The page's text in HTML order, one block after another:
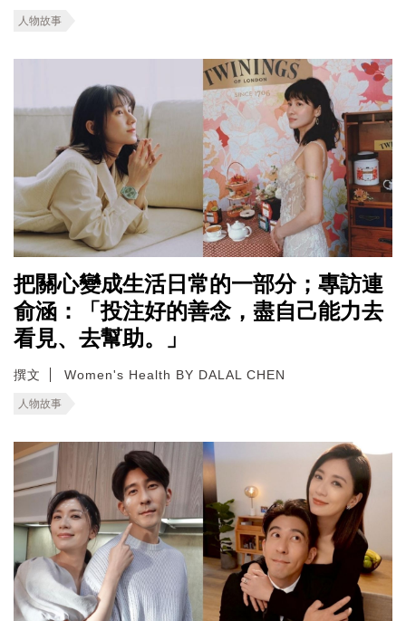
人物故事
把關心變成生活日常的一部分；專訪連
俞涵：「投注好的善念，盡自己能力去
看見、去幫助。」
撰文 Women's Health BY DALAL CHEN
人物故事